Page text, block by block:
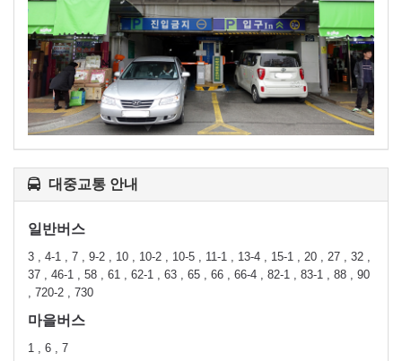
대중교통 안내
일반버스
3 , 4-1 , 7 , 9-2 , 10 , 10-2 , 10-5 , 11-1 , 13-4 , 15-1 , 20 , 27 , 32 ,
37 , 46-1 , 58 , 61 , 62-1 , 63 , 65 , 66 , 66-4 , 82-1 , 83-1 , 88 , 90
, 720-2 , 730
마을버스
1 , 6 , 7